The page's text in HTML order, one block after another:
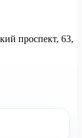
проспект, 63,